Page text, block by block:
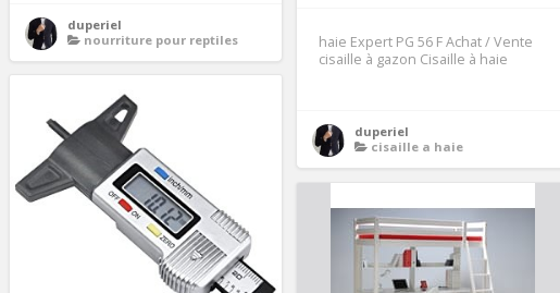
duperiel
nourriture pour reptiles
haie Expert PG 56 F Achat / Vente
cisaille à gazon Cisaille à haie
duperiel
cisaille a haie